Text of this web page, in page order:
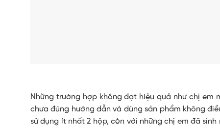
Những trường hợp không đạt hiệu quả như chị em
chưa đúng hướng dẫn và dùng sản phẩm không
sử dụng ít nhất 2 hộp, còn với những chị em đã